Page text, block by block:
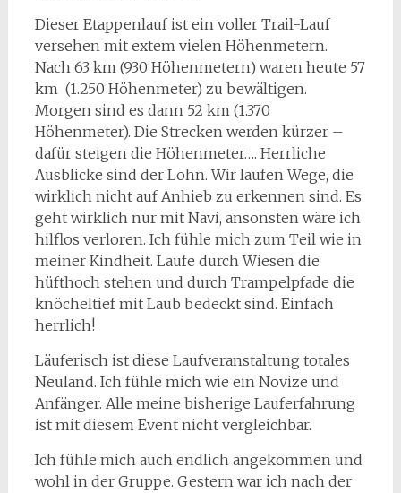
Dieser Etappenlauf ist ein voller Trail-Lauf
versehen mit extem vielen Höhenmetern.
Nach 63 km (930 Höhenmetern) waren heute 57
km (1.250 Höhenmeter) zu bewältigen.
Morgen sind es dann 52 km (1.370
Höhenmeter). Die Strecken werden kürzer –
dafür steigen die Höhenmeter…. Herrliche
Ausblicke sind der Lohn. Wir laufen Wege, die
wirklich nicht auf Anhieb zu erkennen sind. Es
geht wirklich nur mit Navi, ansonsten wäre ich
hilflos verloren. Ich fühle mich zum Teil wie in
meiner Kindheit. Laufe durch Wiesen die
hüfthoch stehen und durch Trampelpfade die
knöcheltief mit Laub bedeckt sind. Einfach
herrlich!
Läuferisch ist diese Laufveranstaltung totales
Neuland. Ich fühle mich wie ein Novize und
Anfänger. Alle meine bisherige Lauferfahrung
ist mit diesem Event nicht vergleichbar.
Ich fühle mich auch endlich angekommen und
wohl in der Gruppe. Gestern war ich nach der